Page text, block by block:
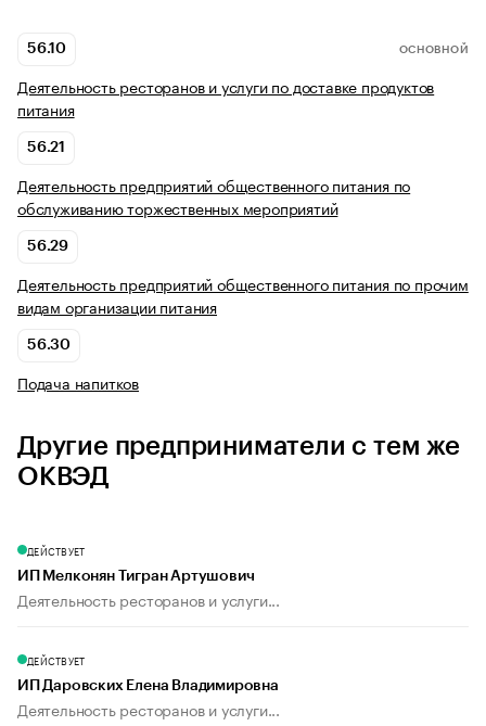
56.10 ОСНОВНОЙ
Деятельность ресторанов и услуги по доставке продуктов
питания
56.21
Деятельность предприятий общественного питания по
обслуживанию торжественных мероприятий
56.29
Деятельность предприятий общественного питания по прочим
видам организации питания
56.30
Подача напитков
Другие предприниматели с тем же
ОКВЭД
ДЕЙСТВУЕТ
ИП Мелконян Тигран Артушович
Деятельность ресторанов и услуги...
ДЕЙСТВУЕТ
ИП Даровских Елена Владимировна
Деятельность ресторанов и услуги...